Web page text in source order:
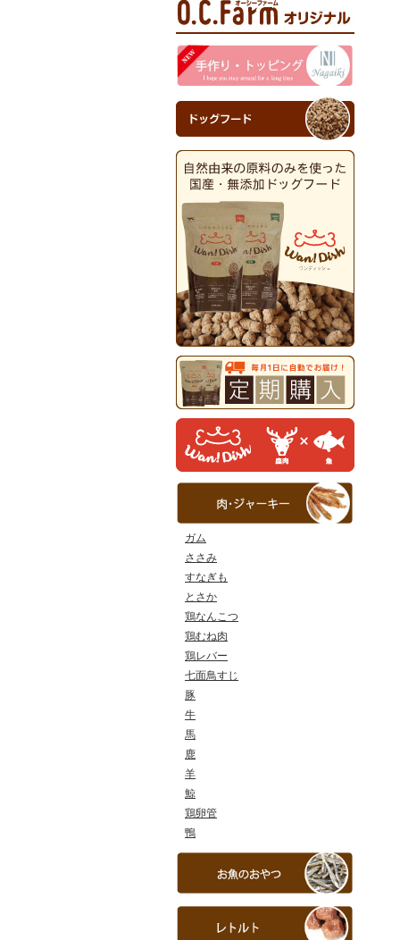
ガム
ささみ
すなぎも
とさか
鶏なんこつ
鶏むね肉
鶏レバー
七面鳥すじ
豚
牛
馬
鹿
羊
鯨
鶏卵管
鴨